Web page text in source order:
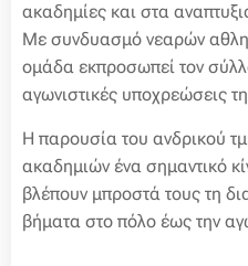
ακαδημίες και στα
Με συνδυασμό νεαρών
ομάδα εκπροσωπεί τον
αγωνιστικές υποχρεώσεις
Η παρουσία του ανδρικού
ακαδημιών ένα σημαντικό
βλέπουν μπροστά τους τη
βήματα στο πόλο έως την